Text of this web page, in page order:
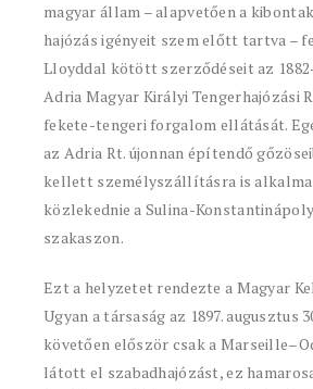
magyar állam – alapvetően a
hajózás igényeit szem előtt tartva –
Lloyddal kötött szerződéseit az
Adria Magyar Királyi Tengerhajózási
fekete-tengeri forgalom ellátását.
az Adria Rt. újonnan építendő
kellett személyszállításra is
közlekednie a Sulina-
szakaszon.
Ezt a helyzetet rendezte a Magyar
Ugyan a társaság az 1897. augusztus
követően először csak a
látott el szabadhajózást, ez